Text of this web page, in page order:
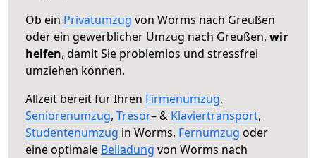
Ob ein Privatumzug von Worms nach Greußen
oder ein gewerblicher Umzug nach Greußen, wir
helfen, damit Sie problemlos und stressfrei
umziehen können.
Allzeit bereit für Ihren Firmenumzug,
Seniorenumzug, Tresor– & Klaviertransport,
Studentenumzug in Worms, Fernumzug oder
eine optimale Beiladung von Worms nach